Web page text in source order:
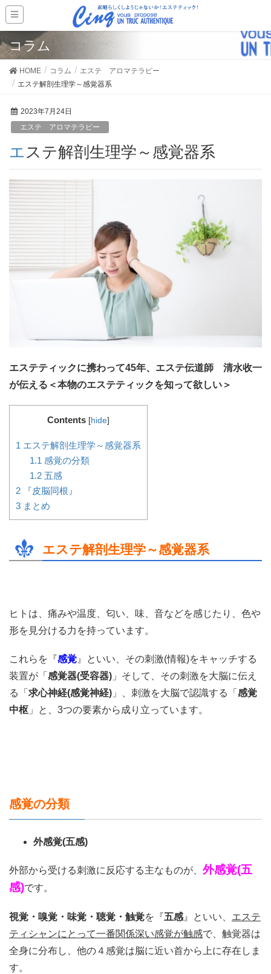
コラム
HOME コラム
エステ アロマテラピー
エステ解剖生理学～感覚器系
2023年7月24日
エステ アロマテラピー
エステ解剖生理学～感覚器系
エステティックに携わって45年、エステ伝道師 清水收一
が伝える＜本物のエステティックを知って欲しい＞
Contents [hide]
1 エステ解剖生理学～感覚器系
1.1 感覚の分類
1.2五感
2 『皮脳同根』
3 まとめ
エステ解剖生理学～感覚器系
ヒトは、痛みや温度、匂い、味、音などを感じたり、色や
形を見分ける力を持っています。
これらを『感覚 』といい、その刺激(情報)をキャッチする
装置が「 感覚器(受容器) 」そして、その刺激を大脳に伝え
る「 求心神経(感覚神経) 」、刺激を大脳で認識する「 感覚
中枢 」と、3つの要素から成り立っています。
感覚の分類
外感覚(五感)
外部から受ける刺激に反応する主なものが、 外感覚(五
感)です。
視覚・嗅覚・味覚・聴覚・触覚を『五感 』といい、 エステ
ティシャンにとって一番関係深い感覚が触感で、触覚器は
全身に分布し、他の４感覚は脳に近い首から上に存在しま
す。